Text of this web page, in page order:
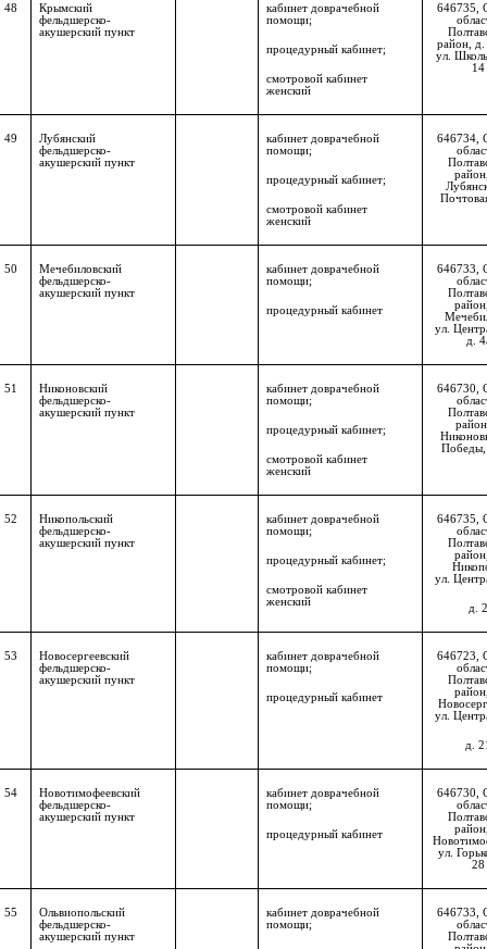
48
Крымский
фельдшерско-
акушерский пункт
кабинет доврачебной
помощи;
процедурный кабинет;
смотровой кабинет
женский
646735,
район,
ул.
14
49
Лубянский
фельдшерско-
акушерский пункт
кабинет доврачебной
помощи;
процедурный кабинет;
смотровой кабинет
женский
646734,
50
Мечебиловский
фельдшерско-
акушерский пункт
кабинет доврачебной
помощи;
процедурный кабинет
646733,
ул.
д.
51
Никоновский
фельдшерско-
акушерский пункт
кабинет доврачебной
помощи;
процедурный кабинет;
смотровой кабинет
женский
646730,
52
Никопольский
фельдшерско-
акушерский пункт
кабинет доврачебной
помощи;
процедурный кабинет;
смотровой кабинет
женский
646735,
ул.
д.
53
Новосергеевский
фельдшерско-
акушерский пункт
кабинет доврачебной
помощи;
процедурный кабинет
646723,
ул.
д.
54
Новотимофеевский
фельдшерско-
акушерский пункт
кабинет доврачебной
помощи;
процедурный кабинет
646730,
ул.
28
55
Ольвиопольский
фельдшерско-
акушерский пункт
кабинет доврачебной
помощи;
646733,